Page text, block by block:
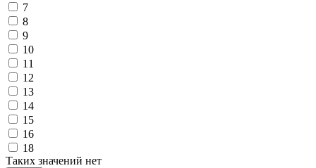
7
8
9
10
11
12
13
14
15
16
18
Таких значений нет